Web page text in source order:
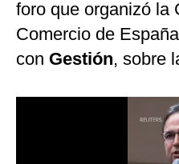
Mix
G de Gestión
foro que organizó la
Comercio de
con Gestión, sobre